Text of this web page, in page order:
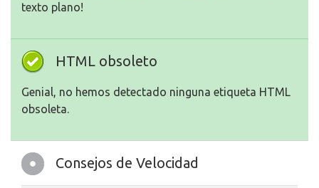
texto plano!
HTML obsoleto
Genial, no hemos detectado ninguna etiqueta HTML
obsoleta.
Consejos de Velocidad